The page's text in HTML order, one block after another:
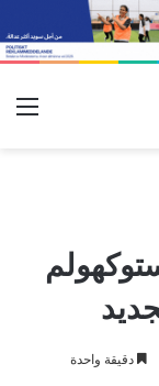
دقيقة واحدة